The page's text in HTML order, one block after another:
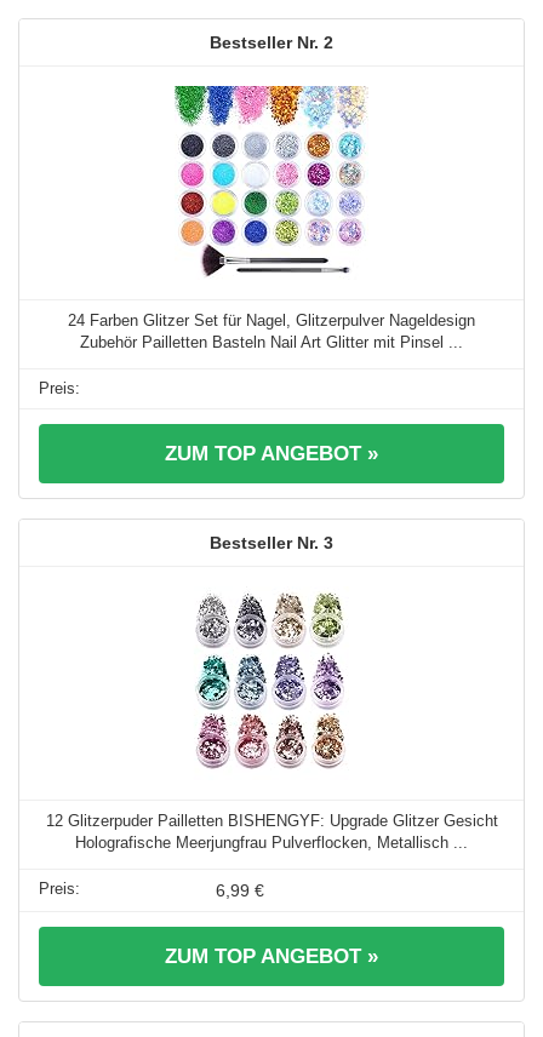
2
24 Farben Glitzer Set für Nagel, Glitzerpulver Nageldesign
Zubehör Pailletten Basteln Nail Art Glitter mit Pinsel ...
ZUM TOP ANGEBOT »
3
12 Glitzerpuder Pailletten BISHENGYF: Upgrade Glitzer Gesicht
Holografische Meerjungfrau Pulverflocken, Metallisch ...
6,99 €
ZUM TOP ANGEBOT »